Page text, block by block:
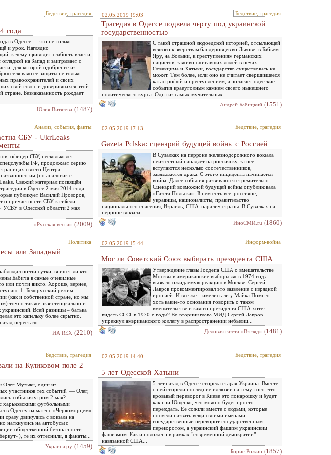
Бедствие, трагедия
года
в Одессе — это не только
и урок. Наглядно
к чему приводит слабость власти,
оглядкой на Запад и заигрывает с
для которой одобрение из
важнее защиты не только
правоохранителей и своих
свой голос и доверившихся этой
стране. Безнаказанность рождает
Юлия Витязева (1487)
02.05.2019 19:03 Бедствие, трагедия
Трагедия в Одессе подвела черту под украинской
государственностью
С такой страшной людоедской историей, отсылающей
всякого к зверствам бандеровцев во Львове, в Бабьем
Яру, на Волыни, к преступлениям германских
нацистов, заживо сжигавших людей в печах
Освенцима и Хатыни, государство существовать не
может. Тем более, если оно не считает свершившееся
катастрофой и преступлением, а полагает одесские
события краеуголным камнем своего нынешнего
политического курса. Одна из самых мучительных...
Андрей Бабицкий (1551)
Анализ, события, факты
СБУ - UkrLeaks
офицер СБУ, несколько лет
РФ, продолжает серию
своего Центра
им (по аналогии с
Свежий материал посвящён
в Одессе 2 мая 2014 года.
публикует Василий Прозоров,
о причастности СБУ к гибели
УСБУ в Одесской области 2 мая
«Русская весна» (2009)
02.05.2019 17:13 Бедствие, трагедия
Gazeta Polska: сценарий будущей войны с Россией
В Сувалках на перроне железнодорожного вокзала
неизвестный нападает на россиянку, за нее
вступаются несколько соотечественников,
завязывается драка. С этого инцидента начинается
война. Далее события развиваются стремительно.
Сценарий возможной будущей войны опубликовала
«Газета Польска». В нем есть все: россияне,
украинцы, националисты, правительство
национального спасения, Израиль, США, паралич страны. В Сувалках на
перроне вокзала...
ИноСМИ.ru (1860)
Политика
или Западный
почти сутки, впишет ли кто-
Бабича в самые очевидные
или почти никто. Хорошо, вернее,
1. Белорусский режим
(как и собственной стране, но мы
точно так же экзистенциально и
украинский. Всей разницы – батька
это капельку более скрытно.
перестало...
ИА REX (2210)
02.05.2019 15:44 Информ-война
Мог ли Советский Союз выбирать президента США
Утверждение главы Госдепа США о вмешательстве
Москвы в американские выборы аж в 1974 году
вызвало ожидаемую реакцию в Москве. Сергей
Лавров прокомментировал это заявление с изрядной
иронией. И все же – имелись ли у Майка Помпео
хоть какие-то основания говорить о таком
вмешательстве и какого президента США хотел
видеть СССР в 1970-е годы? Во вторник глава МИД Сергей Лавров
упрекнул американского коллегу в распространении небылиц...
Деловая газета «Взгляд» (1481)
Бедствие, трагедия
на Куликовом поле 2
Олег Музыки, один из
участников тех событий. — Олег,
события утром 2 мая? —
харьковскими футбольными
в Одессу на матч с «Черноморцем»
сразу двинулись с вокзала на
наткнулись на автобусы с
общественной безопасности
те их оттеснили, и фанаты...
Украина.ру (1459)
02.05.2019 14:40 Бедствие, трагедия
5 лет Одесской Хатыни
5 лет назад в Одессе сгорела старая Украина. Вместе
с ней сгорели последние иллюзии на тему того, что
кровавый переворот в Киеве это понарошку и будет
как при Ющенко, что можно будет просто
переждать. Ее сожгли вместе с людьми, которые
посмели назвать вещи своими именами –
государственный переворот государственным
переворотом, а украинский фашизм украинским
фашизмом. Как и положено в рамках "современной демократии"
навязанной США...
Борис Рожин (1857)